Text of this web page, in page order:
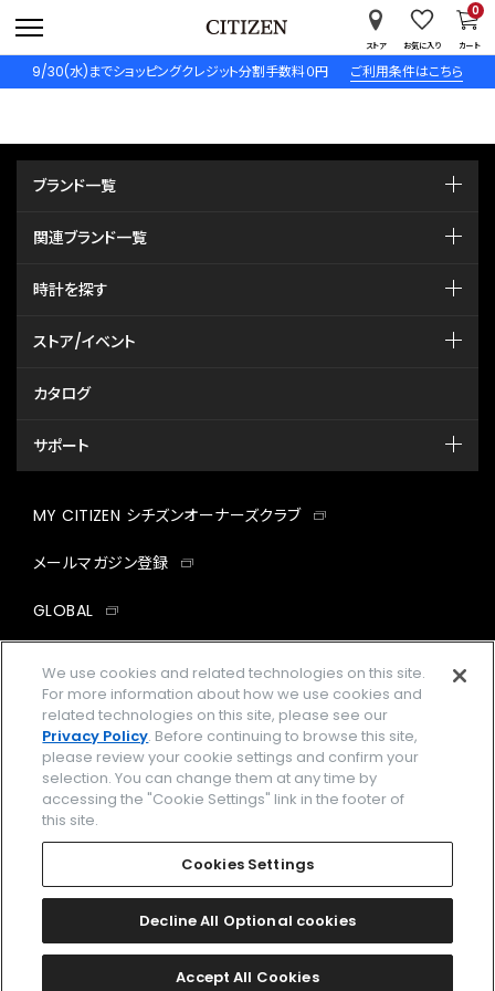
9/30(水)までショッピングクレジット分割手数料０円 ご利用条件はこちら
ストア お気に入り カート
0
ブランド一覧
関連ブランド一覧
時計を探す
ストア/イベント
カタログ
サポート
MY CITIZEN シチズンオーナーズクラブ
メールマガジン登録
GLOBAL
facebookinstagramtwitter
企業情報 ご利用規約
プライバシーポリシー Cookies Settings
Amazon PayはAmazon.com, Inc.またはその関連会社の商標です。
2026 CITIZEN WATCH CO., LTD.
We use cookies and related technologies on this site.
For more information about how we use cookies and
related technologies on this site, please see our
Privacy Policy. Before continuing to browse this site,
please review your cookie settings and confirm your
selection. You can change them at any time by
accessing the "Cookie Settings" link in the footer of
this site.
Cookies Settings
Decline All Optional cookies
Accept All Cookies